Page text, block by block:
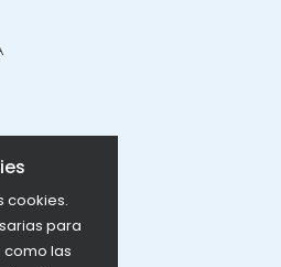
cookies.
para
como las